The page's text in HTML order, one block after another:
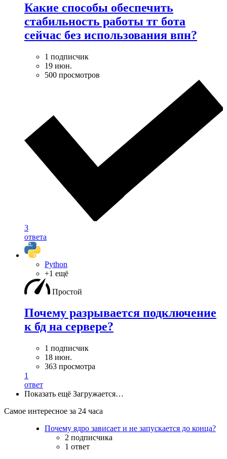
Какие способы обеспечить
стабильность работы тг бота
сейчас без использования впн?
1 подписчик
19 июн.
500 просмотров
3
ответа
Python
+1 ещё
Простой
Почему разрывается подключение
к бд на сервере?
1 подписчик
18 июн.
363 просмотра
1
ответ
Показать ещё Загружается…
Самое интересное за 24 часа
Почему ядро зависает и не запускается до конца?
2 подписчика
1 ответ